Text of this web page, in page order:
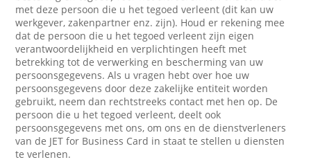
met deze persoon die u het tegoed verleent (dit kan uw
werkgever, zakenpartner enz. zijn). Houd er rekening mee
dat de persoon die u het tegoed verleent zijn eigen
verantwoordelijkheid en verplichtingen heeft met
betrekking tot de verwerking en bescherming van uw
persoonsgegevens. Als u vragen hebt over hoe uw
persoonsgegevens door deze zakelijke entiteit worden
gebruikt, neem dan rechtstreeks contact met hen op. De
persoon die u het tegoed verleent, deelt ook
persoonsgegevens met ons, om ons en de dienstverleners
van de JET for Business Card in staat te stellen u diensten
te verlenen.